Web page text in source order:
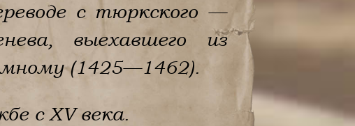
с тюркского —
выехавшего из
(1425—1462).
с XV века.